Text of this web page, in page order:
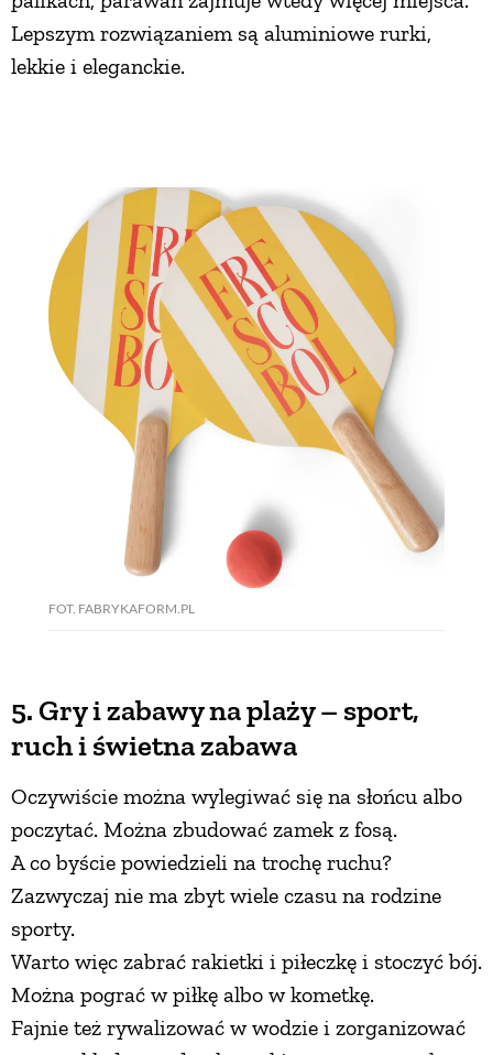
Lepszym rozwiązaniem są aluminiowe rurki,
lekkie i eleganckie.
FOT. FABRYKAFORM.PL
5. Gry i zabawy na plaży – sport,
ruch i świetna zabawa
Oczywiście można wylegiwać się na słońcu albo
poczytać. Można zbudować zamek z fosą.
A co byście powiedzieli na trochę ruchu?
Zazwyczaj nie ma zbyt wiele czasu na rodzine
sporty.
Warto więc zabrać rakietki i piłeczkę i stoczyć bój.
Można pograć w piłkę albo w kometkę.
Fajnie też rywalizować w wodzie i zorganizować